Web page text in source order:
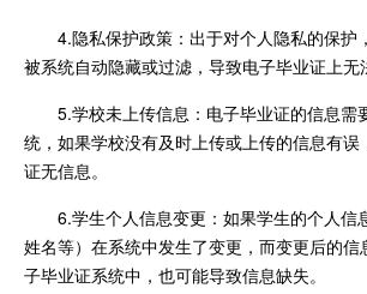
4.隐私保护政策：出于对个人隐私的保护
被系统自动隐藏或过滤，导致电子毕业证上无
5.学校未上传信息：电子毕业证的信息需
统，如果学校没有及时上传或上传的信息有误
证无信息。
6.学生个人信息变更：如果学生的个人信
姓名等）在系统中发生了变更，而变更后的
子毕业证系统中，也可能导致信息缺失。